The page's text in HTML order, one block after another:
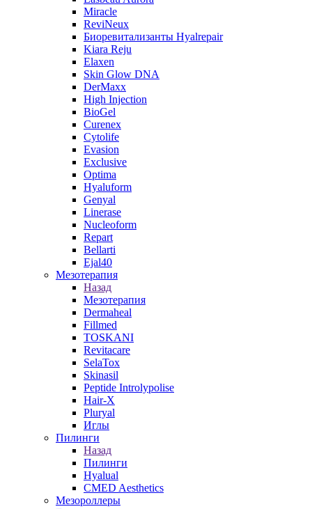
Miracle
ReviNeux
Биоревитализанты Hyalrepair
Kiara Reju
Elaxen
Skin Glow DNA
DerMaxx
High Injection
BioGel
Curenex
Cytolife
Evasion
Exclusive
Optima
Hyaluform
Genyal
Linerase
Nucleoform
Repart
Bellarti
Ejal40
Мезотерапия
Назад
Мезотерапия
Dermaheal
Fillmed
TOSKANI
Revitacare
SelaTox
Skinasil
Peptide Introlypolise
Hair-X
Pluryal
Иглы
Пилинги
Назад
Пилинги
Hyalual
CMED Aesthetics
Мезороллеры